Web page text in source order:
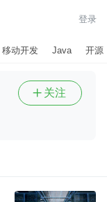
登录
移动开发 Java 开源
 关注